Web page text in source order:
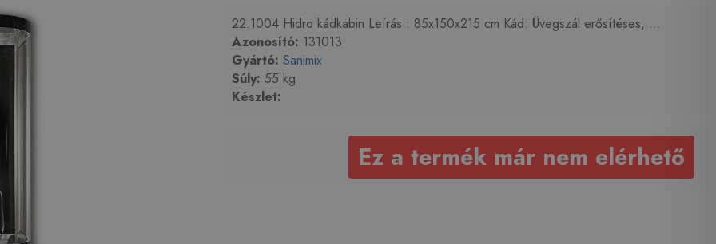
22.1004 Hidro kádkabin Leírás : 85x150x215 cm Kád: Üvegszál erősítéses, ...
Azonosító: 131013
Gyártó: Sanimix
Súly: 55 kg
Készlet:
Ez a termék már nem elérhető